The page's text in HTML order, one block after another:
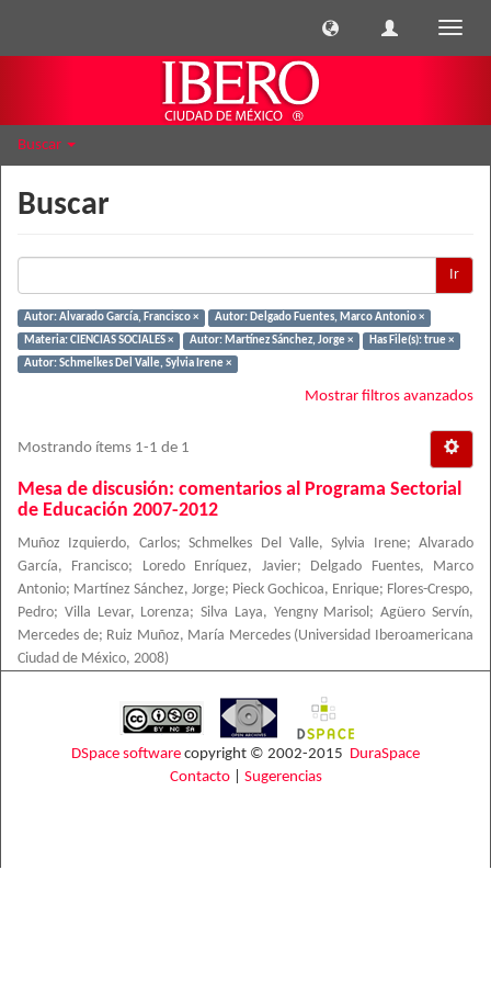
Buscar
Buscar
Ir
Autor: Alvarado García, Francisco ×
Autor: Delgado Fuentes, Marco Antonio ×
Materia: CIENCIAS SOCIALES ×
Autor: Martínez Sánchez, Jorge ×
Has File(s): true ×
Autor: Schmelkes Del Valle, Sylvia Irene ×
Mostrar filtros avanzados
Mostrando ítems 1-1 de 1
Mesa de discusión: comentarios al Programa Sectorial
de Educación 2007-2012
Muñoz Izquierdo, Carlos;Schmelkes Del Valle, Sylvia Irene; Alvarado
García, Francisco; Loredo Enríquez, Javier;
Delgado Fuentes, Marco
Antonio; Martínez Sánchez, Jorge; Pieck Gochicoa, Enrique; Flores-Crespo,
Pedro; Villa Levar, Lorenza;Silva Laya, Yengny Marisol ;Agüero Servín,
Mercedes de; Ruiz Muñoz, María Mercedes (Universidad Iberoamericana
Ciudad de México, 2008)
DSpace software copyright © 2002-2015 DuraSpace
Contacto| Sugerencias